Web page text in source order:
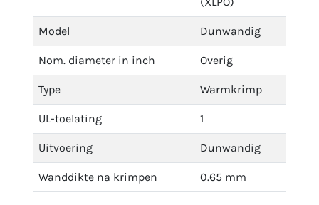
Model Dunwandig
Nom. diameter in inch Overig
Type Warmkrimp
UL-toelating 1
Uitvoering Dunwandig
Wanddikte na krimpen 0.65 mm